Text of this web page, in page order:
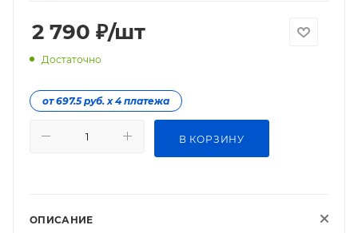
2 790 ₽/шт
Достаточно
от 697.5 руб. х 4 платежа
В КОРЗИНУ
ОПИСАНИЕ